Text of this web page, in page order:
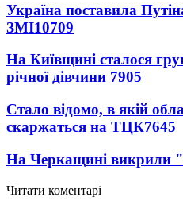
Україна поставила
ЗМІ10709
На Київщині сталося
річної дівчини 7905
Стало відомо, в якій
скаржаться на ТЦК7645
На Черкащині викрили
Читати коментарі